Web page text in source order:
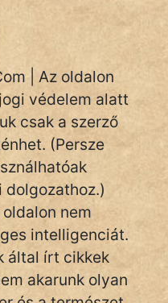
| Az oldalon
védelem alatt
csak a szerző
(Persze
dolgozathoz.)
nem
intelligenciát.
által írt cikkek
akarunk olyan